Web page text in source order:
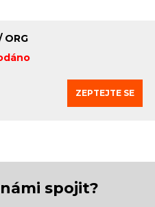
ORG
ZEPTEJTE SE
spojit?